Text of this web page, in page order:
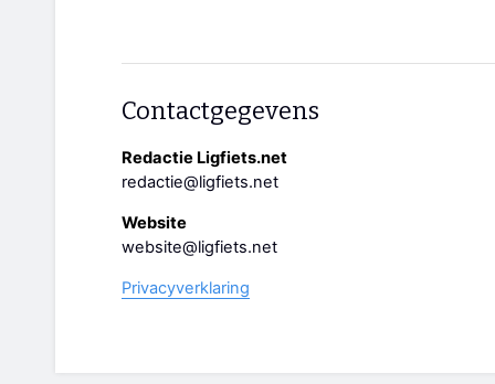
Contactgegevens
Redactie Ligfiets.net
redactie@ligfiets.net
Website
website@ligfiets.net
Privacyverklaring